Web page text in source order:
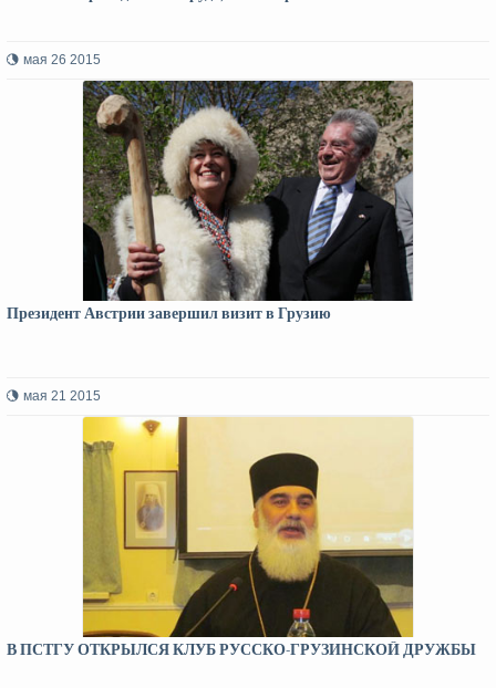
мая 26 2015
Президент Австрии завершил визит в Грузию
мая 21 2015
В ПСТГУ ОТКРЫЛСЯ КЛУБ РУССКО-ГРУЗИНСКОЙ ДРУЖБЫ